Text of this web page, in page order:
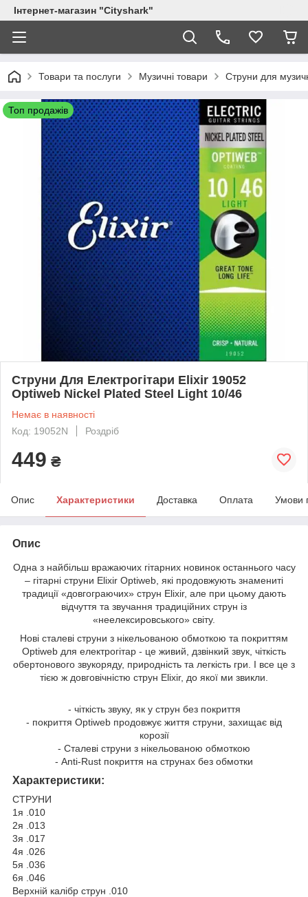
Інтернет-магазин "Сityshark"
Товари та послуги Музичні товари Струни для
Топ продажів
Струни Для Електрогітари Elixir 19052
Optiweb Nickel Plated Steel Light 10/46
Немає в наявності
Код: 19052N
Роздріб
449 ₴
Опис Характеристики Доставка Оплата Умови
Опис
Одна з найбільш вражаючих гітарних новинок останнього часу
– гітарні струни Elixir Optiweb, які продовжують знамениті
традиції «довгограючих» струн Elixir, але при цьому дають
відчуття та звучання традиційних струн із
«неелексировського» світу.
Нові сталеві струни з нікельованою обмоткою та покриттям
Optiweb для електрогітар - це живий, дзвінкий звук, чіткість
обертонового звукоряду, природність та легкість гри. І все це з
тією ж довговічністю струн Elixir, до якої ми звикли.
- чіткість звуку, як у струн без покриття
- покриття Optiweb продовжує життя струни, захищає від
корозії
- Сталеві струни з нікельованою обмоткою
- Anti-Rust покриття на струнах без обмотки
Характеристики:
СТРУНИ
1я .010
2я .013
3я .017
4я .026
5я .036
6я .046
Верхній калібр струн .010